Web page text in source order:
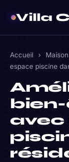
Villa
Accueil › Maison
espace piscine
avec